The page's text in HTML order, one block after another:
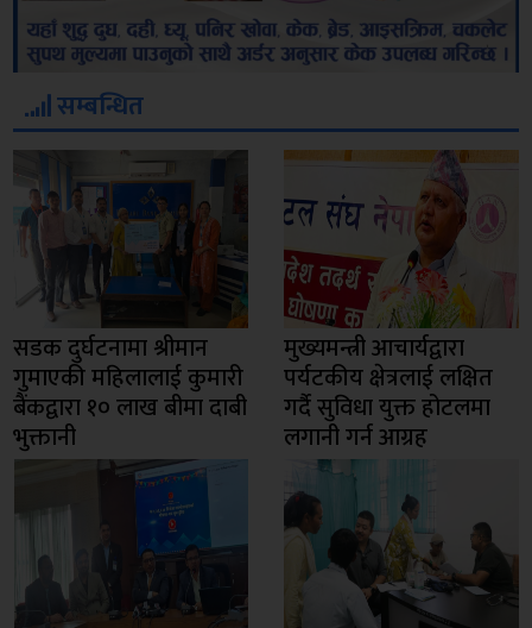
सम्बन्धित
सडक दुर्घटनामा श्रीमान
गुमाएकी महिलालाई कुमारी
बैंकद्वारा १० लाख बीमा दाबी
भुक्तानी
मुख्यमन्त्री आचार्यद्वारा
पर्यटकीय क्षेत्रलाई लक्षित
गर्दै सुविधा युक्त होटलमा
लगानी गर्न आग्रह